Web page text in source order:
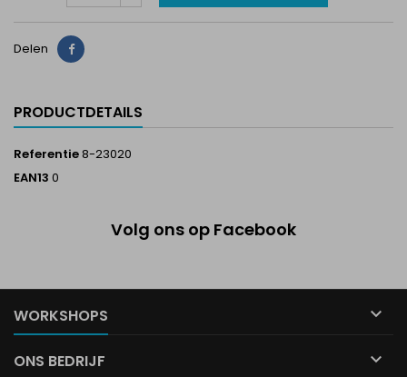
Delen Delen
PRODUCTDETAILS
Referentie8-23020
EAN13 0
Volg ons op Facebook
WORKSHOPS 
ONS BEDRIJF 